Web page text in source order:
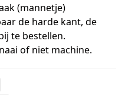
(mannetje)
de harde kant, de
te bestellen.
of niet machine.